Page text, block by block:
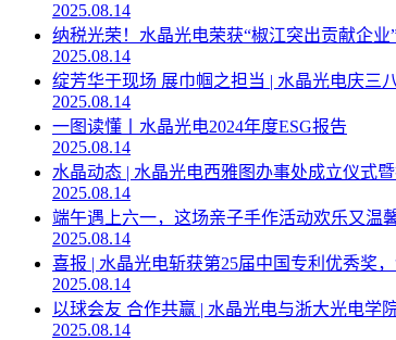
2025.08.14
纳税光荣！水晶光电荣获“椒江突出贡献企业
2025.08.14
绽芳华于现场 展巾帼之担当 | 水晶光电庆三
2025.08.14
一图读懂丨水晶光电2024年度ESG报告
2025.08.14
水晶动态 | 水晶光电西雅图办事处成立仪式
2025.08.14
端午遇上六一，这场亲子手作活动欢乐又温
2025.08.14
喜报 | 水晶光电斩获第25届中国专利优秀奖
2025.08.14
以球会友 合作共赢 | 水晶光电与浙大光电学
2025.08.14